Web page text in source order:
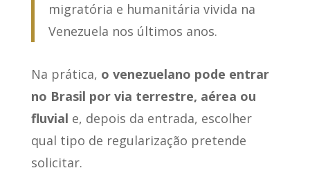
migratória e humanitária vivida na
Venezuela nos últimos anos.
Na prática, o venezuelano pode entrar
no Brasil por via terrestre, aérea ou
fluvial e, depois da entrada, escolher
qual tipo de regularização pretende
solicitar.